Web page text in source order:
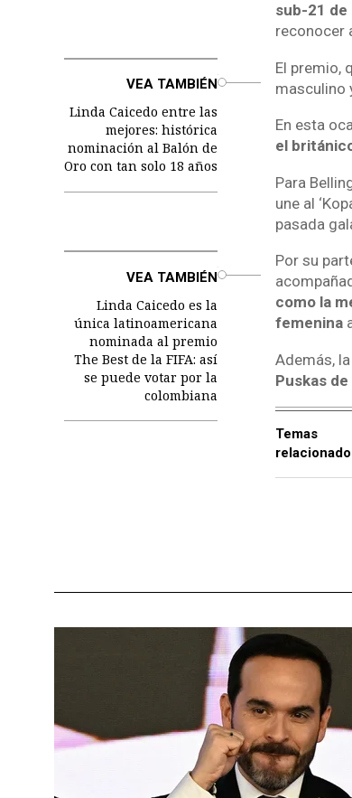
sub-21 de
reconocer
VEA TAMBIÉN
Linda Caicedo entre las
mejores: histórica
nominación al Balón de
Oro con tan solo 18 años
El premio,
masculino
En esta
el
Para
une al
pasada
VEA TAMBIÉN
Linda Caicedo es la
única latinoamericana
nominada al premio
The Best de la FIFA: así
se puede votar por la
colombiana
Por su
como la
femenina
Además,
Puskas
Temas